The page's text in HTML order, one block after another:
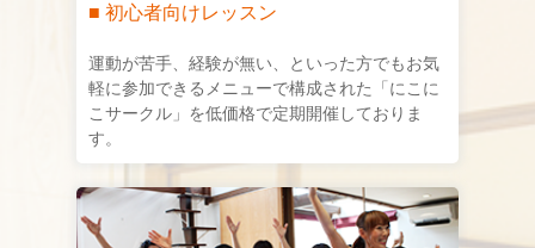
■ 初心者向けレッスン
運動が苦手、経験が無い、といった方でもお気
軽に参加できるメニューで構成された「にこに
こサークル」を低価格で定期開催しておりま
す。